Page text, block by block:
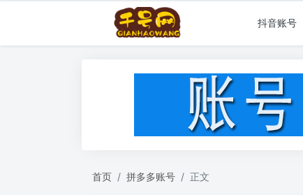
抖音账号
首页 拼多多账号 正文